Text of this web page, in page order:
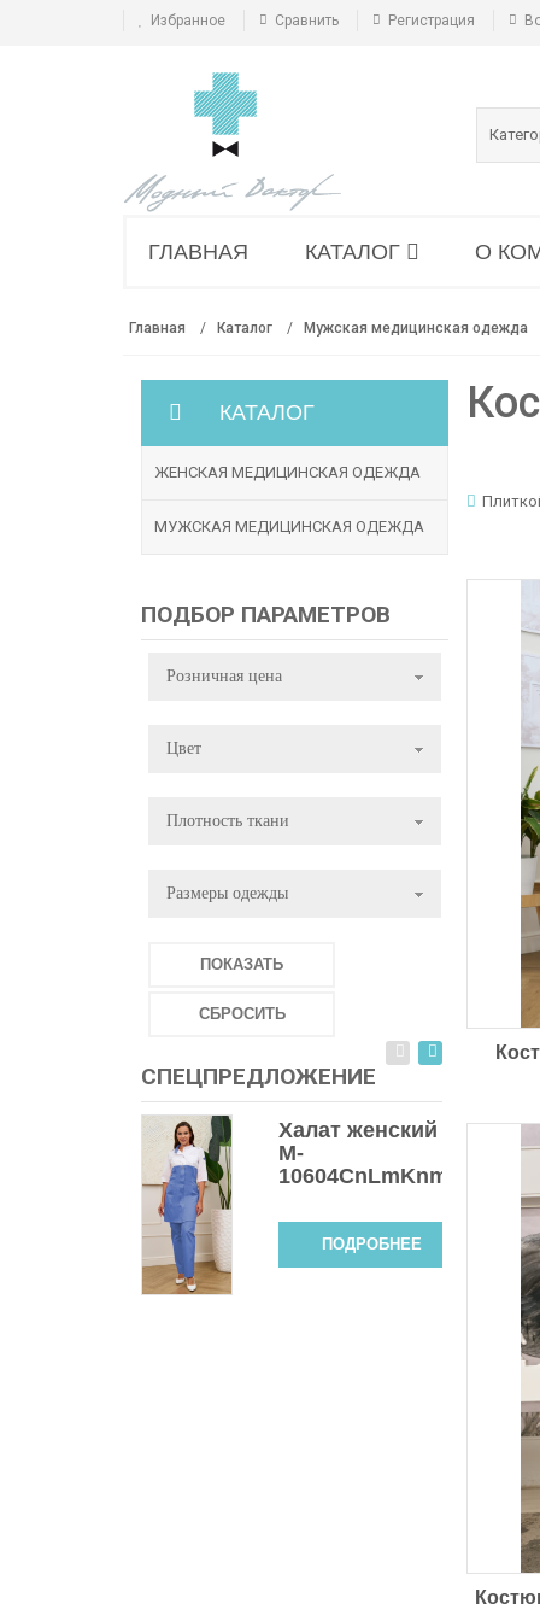
Избранное Сравнить Регистрация
ГЛАВНАЯ КАТАЛОГ О
Главная Каталог Мужская медицинская одежда
КАТАЛОГ
ЖЕНСКАЯ МЕДИЦИНСКАЯ ОДЕЖДА
МУЖСКАЯ МЕДИЦИНСКАЯ ОДЕЖДА
ПОДБОР ПАРАМЕТРОВ
Розничная цена
Цвет
Плотность ткани
Размеры одежды
ПОКАЗАТЬ
СБРОСИТЬ
СПЕЦПРЕДЛОЖЕНИЕ
Халат женский
M-
10604СnLmKnmet
ПОДРОБНЕЕ